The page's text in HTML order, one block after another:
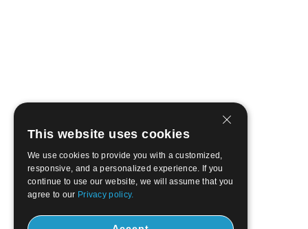
This website uses cookies
We use cookies to provide you with a customized,
responsive, and a personalized experience. If you
continue to use our website, we will assume that you
agree to our Privacy policy.